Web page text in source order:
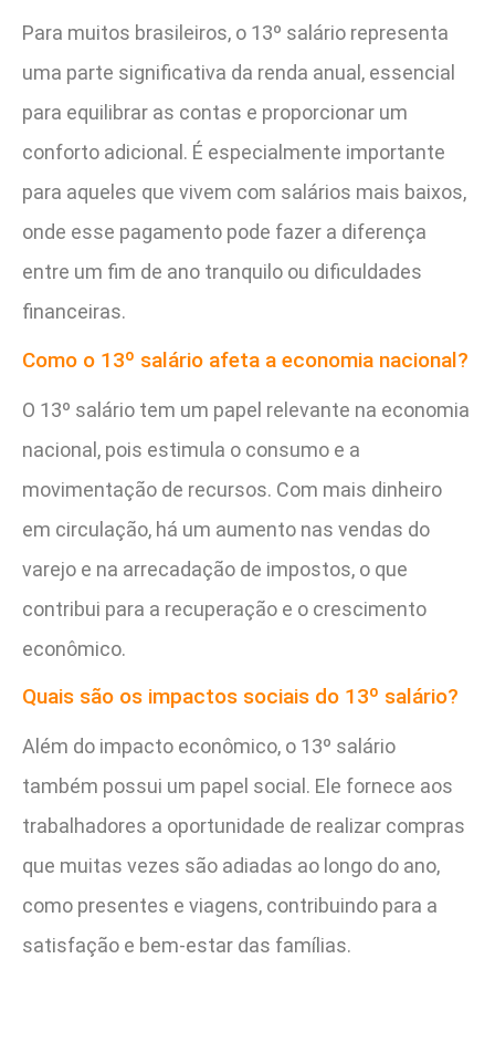
Para muitos brasileiros, o 13º salário representa
uma parte significativa da renda anual, essencial
para equilibrar as contas e proporcionar um
conforto adicional. É especialmente importante
para aqueles que vivem com salários mais baixos,
onde esse pagamento pode fazer a diferença
entre um fim de ano tranquilo ou dificuldades
financeiras.
Como o 13º salário afeta a economia nacional?
O 13º salário tem um papel relevante na economia
nacional, pois estimula o consumo e a
movimentação de recursos. Com mais dinheiro
em circulação, há um aumento nas vendas do
varejo e na arrecadação de impostos, o que
contribui para a recuperação e o crescimento
econômico.
Quais são os impactos sociais do 13º salário?
Além do impacto econômico, o 13º salário
também possui um papel social. Ele fornece aos
trabalhadores a oportunidade de realizar compras
que muitas vezes são adiadas ao longo do ano,
como presentes e viagens, contribuindo para a
satisfação e bem-estar das famílias.